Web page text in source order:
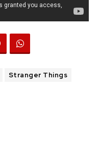
Stranger Things